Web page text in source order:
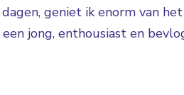
geniet ik enorm van
jong, enthousiast en